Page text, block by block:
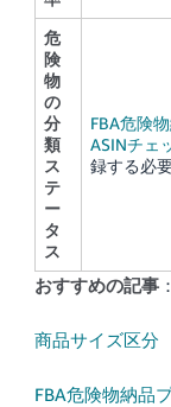
危
険
物
の
分
類
ス
テ
ー
タ
ス
FBA危険
ASINチェ
録する必
おすすめの記事
商品サイズ区分
FBA危険物納品